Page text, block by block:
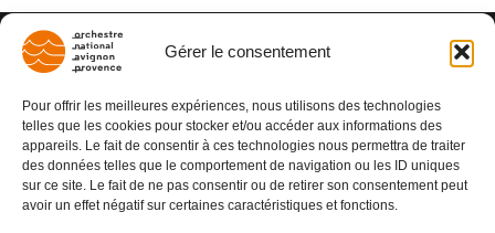
Gérer le consentement
Pour offrir les meilleures expériences, nous utilisons des technologies
telles que les cookies pour stocker et/ou accéder aux informations des
appareils. Le fait de consentir à ces technologies nous permettra de traiter
des données telles que le comportement de navigation ou les ID uniques
sur ce site. Le fait de ne pas consentir ou de retirer son consentement peut
avoir un effet négatif sur certaines caractéristiques et fonctions.